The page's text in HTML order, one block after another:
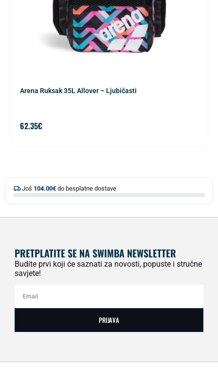
Arena Ruksak 35L Allover – Ljubičasti
62.35€
Još 104.00€ do besplatne dostave
PRETPLATITE SE NA SWIMBA NEWSLETTER
Budite prvi koji će saznati za novosti, popuste i stručne
savjete!
PRIJAVA